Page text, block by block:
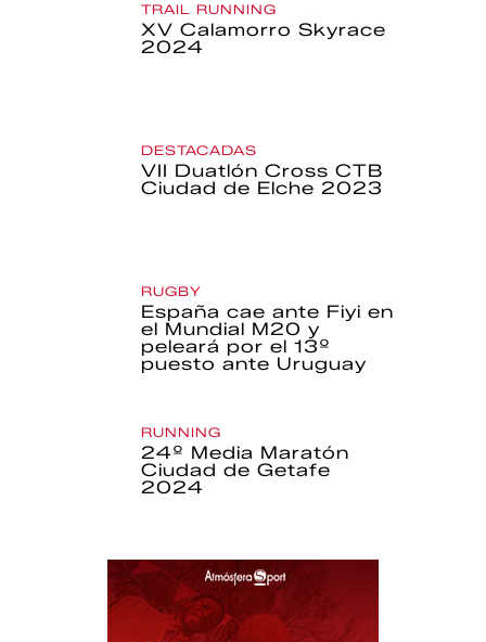
TRAIL RUNNING
XV Calamorro Skyrace
2024
DESTACADAS
VII Duatlón Cross CTB
Ciudad de Elche 2023
RUGBY
España cae ante Fiyi en
el Mundial M20 y
peleará por el 13º
puesto ante Uruguay
RUNNING
24º Media Maratón
Ciudad de Getafe
2024